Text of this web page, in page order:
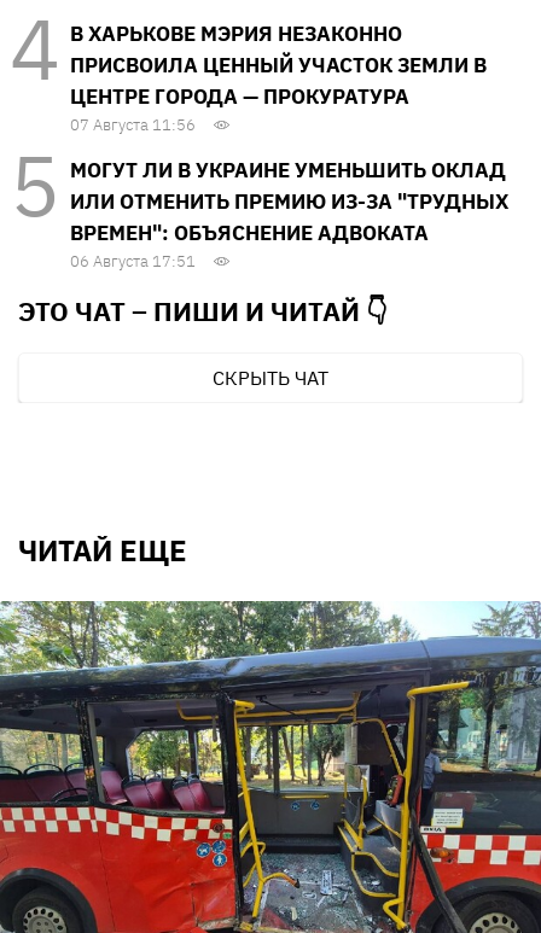
В ХАРЬКОВЕ МЭРИЯ НЕЗАКОННО
ПРИСВОИЛА ЦЕННЫЙ УЧАСТОК ЗЕМЛИ В
ЦЕНТРЕ ГОРОДА — ПРОКУРАТУРА
07 Августа 11:56
МОГУТ ЛИ В УКРАИНЕ УМЕНЬШИТЬ ОКЛАД
ИЛИ ОТМЕНИТЬ ПРЕМИЮ ИЗ-ЗА "ТРУДНЫХ
ВРЕМЕН": ОБЪЯСНЕНИЕ АДВОКАТА
06 Августа 17:51
ЭТО ЧАТ – ПИШИ И ЧИТАЙ 👇
СКРЫТЬ ЧАТ
ЧИТАЙ ЕЩЕ